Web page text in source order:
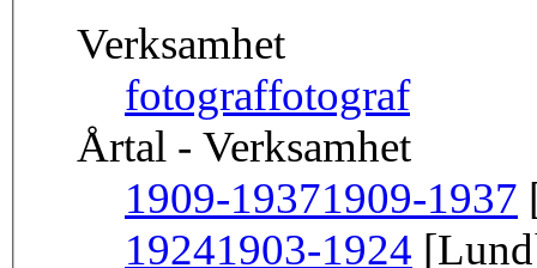
Verksamhet
fotograffotograf
Årtal - Verksamhet
1909-19371909-1937
19241903-1924